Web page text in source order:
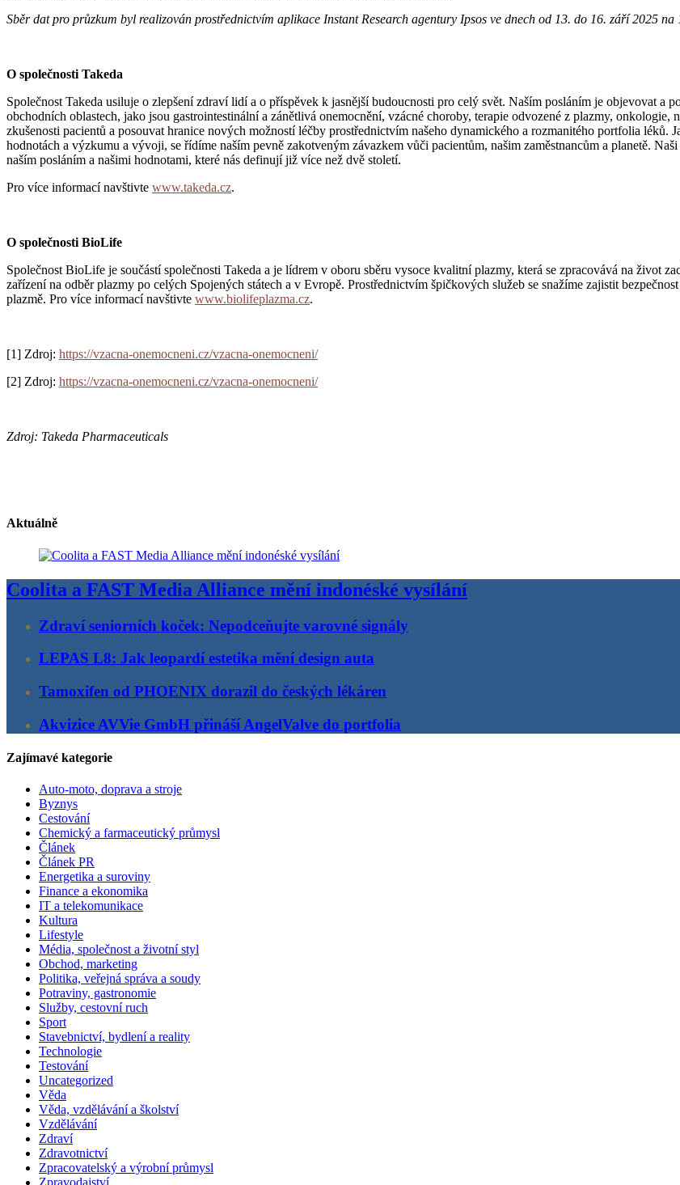
Sběr dat pro průzkum byl realizován prostřednictvím aplikace Instant Research agentury Ipsos ve dnech od 13. do 16. září 2025 na
O společnosti Takeda
Společnost Takeda usiluje o zlepšení zdraví lidí a o příspěvek k jasnější budoucnosti pro celý svět. Naším posláním je objevovat a
obchodních oblastech, jako jsou gastrointestinální a zánětlivá onemocnění, vzácné choroby, terapie odvozené z plazmy,
zkušenosti pacientů a posouvat hranice nových možností léčby prostřednictvím našeho dynamického a rozmanitého portfolia léků.
hodnotách a výzkumu a vývoji, se řídíme naším pevně zakotveným závazkem vůči pacientům, našim zaměstnancům a planetě.
naším posláním a našimi hodnotami, které nás definují již více než dvě století.
Pro více informací navštivte www.takeda.cz.
O společnosti BioLife
Společnost BioLife je součástí společnosti Takeda a je lídrem v oboru sběru vysoce kvalitní plazmy, která se zpracovává na život
zařízení na odběr plazmy po celých Spojených státech a v Evropě. Prostřednictvím špičkových služeb se snažíme zajistit
plazmě. Pro více informací navštivte www.biolifeplazma.cz.
[1] Zdroj: https://vzacna-onemocneni.cz/vzacna-onemocneni/
[2] Zdroj: https://vzacna-onemocneni.cz/vzacna-onemocneni/
Zdroj: Takeda Pharmaceuticals
Aktuálně
Coolita a FAST Media Alliance mění indonéské vysílání
Zdraví seniorních koček: Nepodceňujte varovné signály
LEPAS L8: Jak leopardí estetika mění design auta
Tamoxifen od PHOENIX dorazil do českých lékáren
Akvizice AVVie GmbH přináší AngelValve do portfolia
Zajímavé kategorie
Auto-moto, doprava a stroje
Byznys
Cestování
Chemický a farmaceutický průmysl
Článek
Článek PR
Energetika a suroviny
Finance a ekonomika
IT a telekomunikace
Kultura
Lifestyle
Média, společnost a životní styl
Obchod, marketing
Politika, veřejná správa a soudy
Potraviny, gastronomie
Služby, cestovní ruch
Sport
Stavebnictví, bydlení a reality
Technologie
Testování
Uncategorized
Věda
Věda, vzdělávání a školství
Vzdělávání
Zdraví
Zdravotnictví
Zpracovatelský a výrobní průmysl